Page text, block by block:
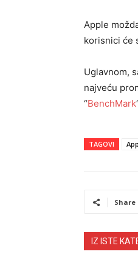
Apple
korisnici će
Uglavnom,
najveću
“BenchMark
TAGOVI
Share
IZ ISTE